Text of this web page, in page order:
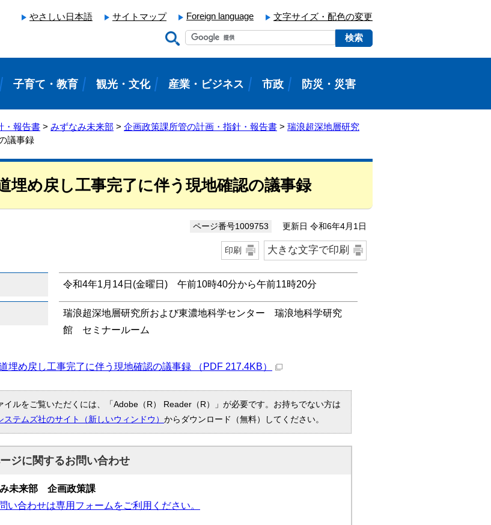
やさしい日本語 サイトマップ Foreign language 文字サイズ・配色の変更
子育て・教育 観光・文化 産業・ビジネス 市政 防災・災害
・報告書 > みずなみ未来部 > 企画政策課所管の計画・指針・報告書 > 瑞浪超深地層研究
議事録
埋め戻し工事完了に伴う現地確認の議事録
ページ番号1009753 更新日 令和6年4月1日
印刷 大きな文字で印刷
令和4年1月14日(金曜日) 午前10時40分から午前11時20分
瑞浪超深地層研究所および東濃地科学センター 瑞浪地科学研究
館 セミナールーム
埋め戻し工事完了に伴う現地確認の議事録 （PDF 217.4KB）
イルをご覧いただくには、「Adobe（R） Reader（R）」が必要です。お持ちでない方は
ステムズ社のサイト（新しいウィンドウ） からダウンロード（無料）してください。
ジに関するお問い合わせ
未来部 企画政策課
い合わせは専用フォームをご利用ください。